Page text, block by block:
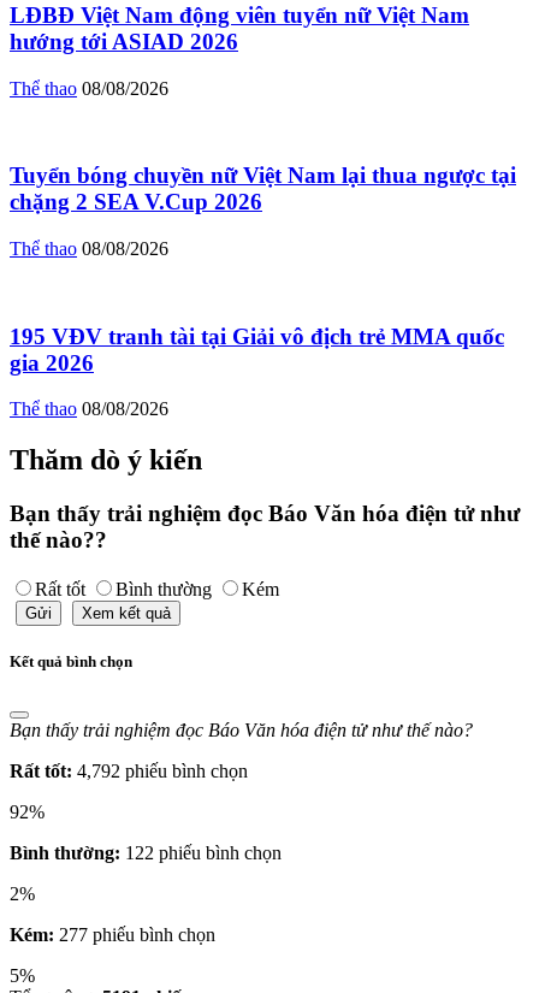
LĐBĐ Việt Nam động viên tuyển nữ Việt Nam
hướng tới ASIAD 2026
Thể thao 08/08/2026
Tuyển bóng chuyền nữ Việt Nam lại thua ngược tại
chặng 2 SEA V.Cup 2026
Thể thao 08/08/2026
195 VĐV tranh tài tại Giải vô địch trẻ MMA quốc
gia 2026
Thể thao 08/08/2026
Thăm dò ý kiến
Bạn thấy trải nghiệm đọc Báo Văn hóa điện tử như
thế nào??
Rất tốt Bình thường Kém
Gửi Xem kết quả
Kết quả bình chọn
Bạn thấy trải nghiệm đọc Báo Văn hóa điện tử như thế nào?
Rất tốt: 4,792 phiếu bình chọn
92%
Bình thường: 122 phiếu bình chọn
2%
Kém: 277 phiếu bình chọn
5%